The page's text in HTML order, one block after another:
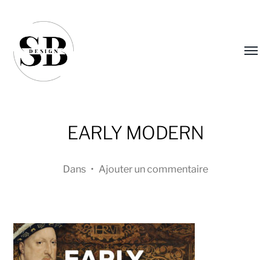
Sandra
Boucher
EARLY MODERN
Dans • Ajouter un commentaire